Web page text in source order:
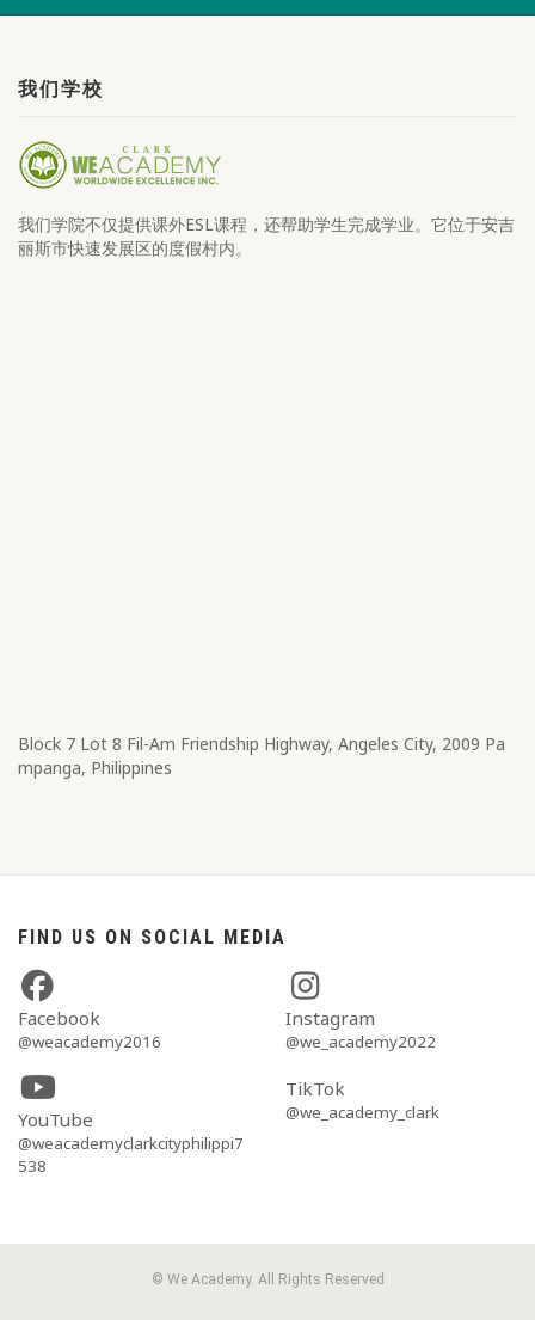
我们学校
我们学院不仅提供课外ESL课程，还帮助学生完成学业。它位于安吉
丽斯市快速发展区的度假村内。
Block 7 Lot 8​ Fil-Am Friendship Highway, Angeles City, 2009 Pa
mpanga, Philippines
FIND US ON SOCIAL MEDIA
Facebook
@weacademy2016
Instagram
@we_academy2022
YouTube
@weacademyclarkcityphilippi7
538
TikTok
@we_academy_clark
© We Academy. All Rights Reserved